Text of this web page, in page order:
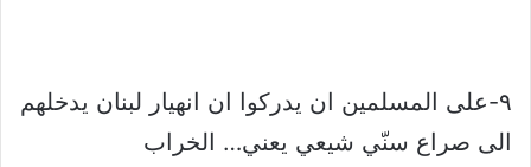
٩-على المسلمين ان يدركوا ان انهيار لبنان يدخلهم
الى صراع سنّي شيعي يعني… الخراب